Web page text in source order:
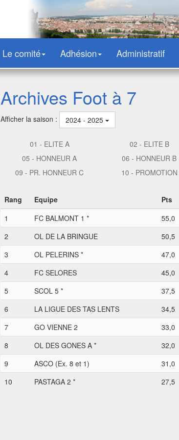
Le comité Adhésion Administratif
Archives Foot à 7
Afficher la saison : 2024 - 2025
01 - ELITE A 02 - ELITE B
05 - HONNEUR A
06 - HONNEUR B
09 - PR. HONNEUR C
10 - PROMOTION
Rang Equipe Pts
1
FC BALMONT 1 * 55,0
2
OL DE LA BRINGUE 50,5
3
OL PELERINS * 47,0
4
FC SELORES 45,0
5
SCOL 5 * 37,5
6
LA LIGUE DES TAS LENTS 34,5
7
GO VIENNE 2 33,0
8
OL DES GONES A * 32,0
9
ASCO (Ex. 8 et 1) 31,0
10
PASTAGA 2 * 27,5